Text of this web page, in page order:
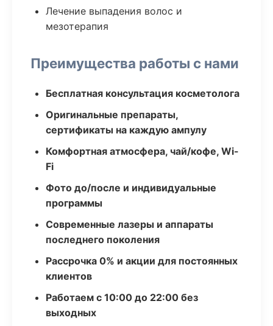
Лечение выпадения волос и
мезотерапия
Преимущества работы с нами
Бесплатная консультация косметолога
Оригинальные препараты,
сертификаты на каждую ампулу
Комфортная атмосфера, чай/кофе, Wi-
Fi
Фото до/после и индивидуальные
программы
Современные лазеры и аппараты
последнего поколения
Рассрочка 0% и акции для постоянных
клиентов
Работаем с 10:00 до 22:00 без
выходных